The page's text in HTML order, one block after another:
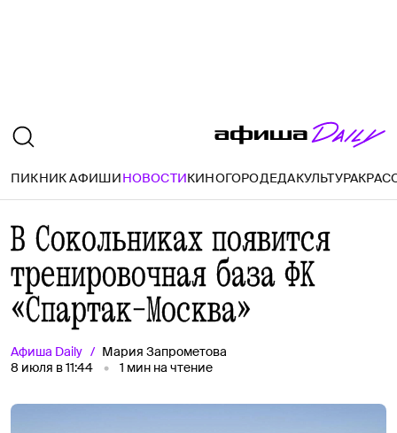
ПИКНИК АФИШИНОВОСТИКИНОГОРОДЕДАКУЛЬТУРА
В Сокольниках появится
тренировочная база ФК
«Спартак-Москва»
Афиша Daily
Мария Запрометова
8 июля в 11:44
1 мин на чтение